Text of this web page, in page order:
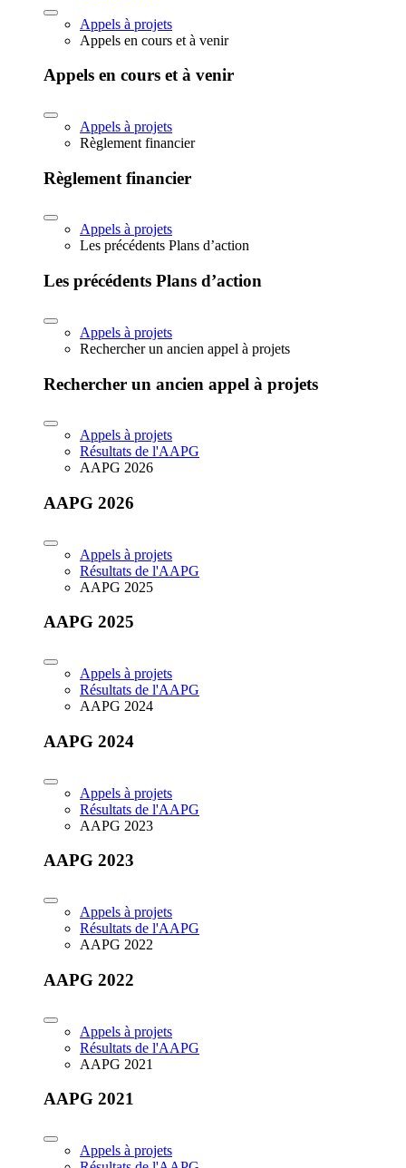
Appels à projets
Appels en cours et à venir
Appels en cours et à venir
Appels à projets
Règlement financier
Règlement financier
Appels à projets
Les précédents Plans d’action
Les précédents Plans d’action
Appels à projets
Rechercher un ancien appel à projets
Rechercher un ancien appel à projets
Appels à projets
Résultats de l'AAPG
AAPG 2026
AAPG 2026
Appels à projets
Résultats de l'AAPG
AAPG 2025
AAPG 2025
Appels à projets
Résultats de l'AAPG
AAPG 2024
AAPG 2024
Appels à projets
Résultats de l'AAPG
AAPG 2023
AAPG 2023
Appels à projets
Résultats de l'AAPG
AAPG 2022
AAPG 2022
Appels à projets
Résultats de l'AAPG
AAPG 2021
AAPG 2021
Appels à projets